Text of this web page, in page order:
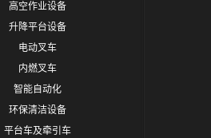
高空作业设备
升降平台设备
电动叉车
内燃叉车
智能自动化
环保清洁设备
平台车及牵引车